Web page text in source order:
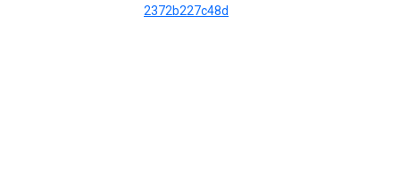
2372b227c48d